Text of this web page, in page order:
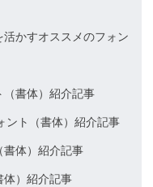
かすオススメのフォン
（書体）紹介記事
ント（書体）紹介記事
書体）紹介記事
体）紹介記事